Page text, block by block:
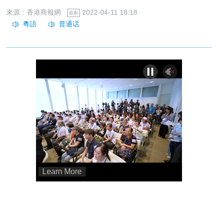
來源：香港商報網 原創 2022-04-11 18:18